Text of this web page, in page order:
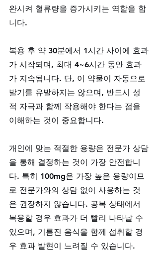
완시켜 혈류량을 증가시키는 역할을 합
니다.
복용 후 약 30분에서 1시간 사이에 효과
가 시작되며, 최대 4~6시간 동안 효과
가 지속됩니다. 단, 이 약물이 자동으로
발기를 유발하지는 않으며, 반드시 성
적 자극과 함께 작용해야 한다는 점을
이해하는 것이 중요합니다.
개인에 맞는 적절한 용량은 전문가 상담
을 통해 결정하는 것이 가장 안전합니
다. 특히 100mg은 가장 높은 용량이므
로 전문가와의 상담 없이 사용하는 것
은 권장하지 않습니다. 공복 상태에서
복용할 경우 효과가 더 빨리 나타날 수
있으며, 기름진 음식을 함께 섭취할 경
우 효과 발현이 느려질 수 있습니다.